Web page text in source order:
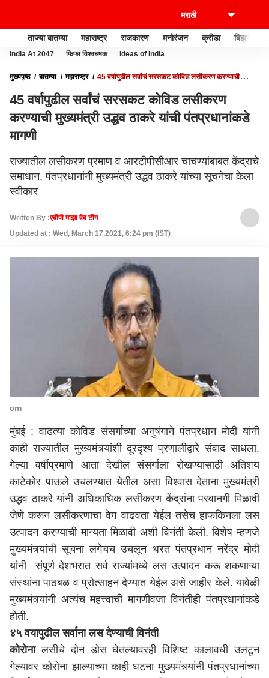
ताज्या बातम्या महाराष्ट्र राजकारण मनोरंजन क्रीडा बिझनेस
India At 2047 फिफा विश्वचषक Ideas of India
मुख्यपृष्ठ बातम्या महाराष्ट्र
45 वर्षापुढील सर्वांचं सरसकट कोविड लसीकरण करण्याची
45 वर्षापुढील सर्वांचं सरसकट कोविड लसीकरण
करण्याची मुख्यमंत्री उद्धव ठाकरे यांची पंतप्रधानांकडे
मागणी
राज्यातील लसीकरण प्रमाण व आरटीपीसीआर चाचण्यांबाबत केंद्राचे
समाधान, पंतप्रधानांनी मुख्यमंत्री उद्धव ठाकरे यांच्या सूचनेचा केला
स्वीकार
Written By :एबीपी माझा वेब टीम
Updated at : Wed, March 17,2021, 6:24 pm (IST)
cm
मुंबई : वाढत्या कोविड संसर्गाच्या अनुषंगाने पंतप्रधान मोदी यांनी
काही राज्यातील मुख्यमंत्र्यांशी दूरदृश्य प्रणालीद्वारे संवाद साधला.
गेल्या वर्षीप्रमाणे आता देखील संसर्गाला रोखण्यासाठी अतिशय
काटेकोर पाऊले उचलण्यात येतील असा विश्वास देताना मुख्यमंत्री
उद्धव ठाकरे यांनी अधिकाधिक लसीकरण केंद्रांना परवानगी मिळावी
जेणे करून लसीकरणाचा वेग वाढवता येईल तसेच हाफकिनला लस
उत्पादन करण्याची मान्यता मिळावी अशी विनंती केली. विशेष म्हणजे
मुख्यमंत्र्यांची सूचना लगेचच उचलून धरत पंतप्रधान नरेंद्र मोदी
यांनी संपूर्ण देशभरात सर्व राज्यांमध्ये लस उत्पादन करू शकणाऱ्या
संस्थांना पाठबळ व प्रोत्साहन देण्यात येईल असे जाहीर केले. यावेळी
मुख्यमंत्र्यांनी अत्यंच महत्त्वाची मागणीवजा विनंतीही पंतप्रधानांकडे
होती.
४५ वयापुढील सर्वाना लस देण्याची विनंती
कोरोनालसीचे दोन डोस घेतल्यावरही विशिष्ट कालावधी उलटून
गेल्यावर कोरोना झाल्याच्या काही घटना मुख्यमंत्र्यांनी पंतप्रधानांच्या